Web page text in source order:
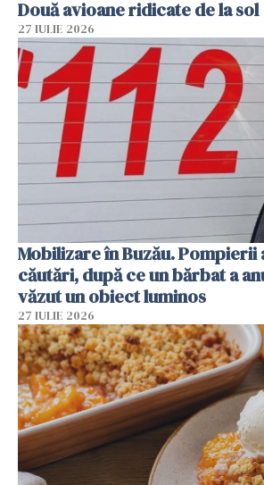
Două avioane ridicate de la sol
27 IULIE 2026
Mobilizare în Buzău. Pompierii
căutări, după ce un bărbat a
văzut un obiect luminos
27 IULIE 2026